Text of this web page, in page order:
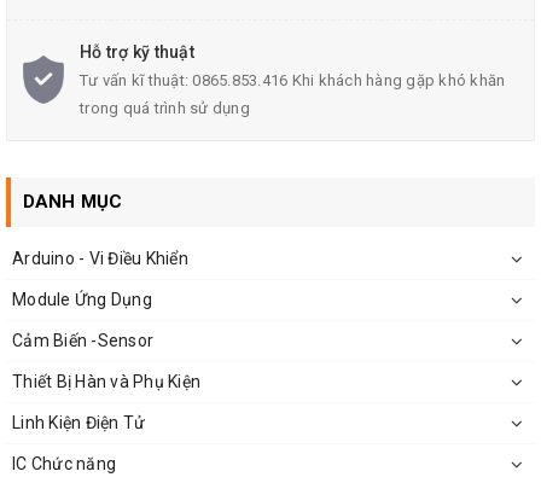
Hỗ trợ kỹ thuật
Tư vấn kĩ thuật: 0865.853.416 Khi khách hàng gặp khó khăn
trong quá trình sử dụng
DANH MỤC
Arduino - Vi Điều Khiển
Module Ứng Dụng
Cảm Biến -Sensor
Thiết Bị Hàn và Phụ Kiện
Linh Kiện Điện Tử
IC Chức năng